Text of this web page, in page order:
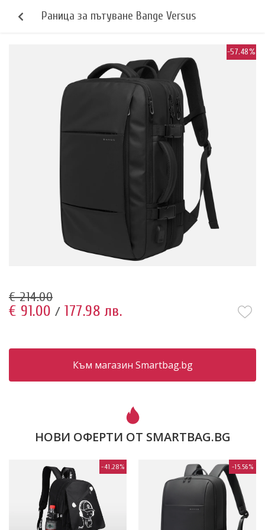
-57.48%
Раница за пътуване Bange Versus
€ 214.00
€ 91.00 / 177.98 лв.
Към магазин Smartbag.bg
НОВИ ОФЕРТИ ОТ SMARTBAG.BG
-41.28% -15.56%